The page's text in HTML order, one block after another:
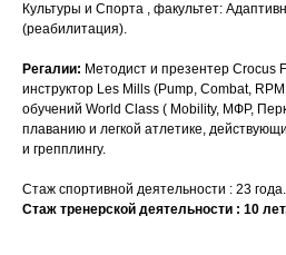
Культуры и Спорта , факультет:
(реабилитация).
Регалии: Методист и презентер Crocus
инструктор Les Mills (Pump, Combat,
обучений World Class ( Mobility, МФР,
плаванию и легкой атлетике,
и грепплингу.
Стаж спортивной деятельности : 23 года.
Стаж тренерской деятельности : 10